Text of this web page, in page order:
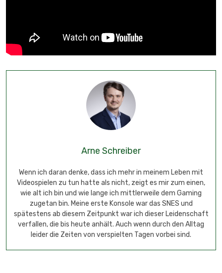
Arne Schreiber
Wenn ich daran denke, dass ich mehr in meinem Leben mit
Videospielen zu tun hatte als nicht, zeigt es mir zum einen,
wie alt ich bin und wie lange ich mittlerweile dem Gaming
zugetan bin. Meine erste Konsole war das SNES und
spätestens ab diesem Zeitpunkt war ich dieser Leidenschaft
verfallen, die bis heute anhält. Auch wenn durch den Alltag
leider die Zeiten von verspielten Tagen vorbei sind.